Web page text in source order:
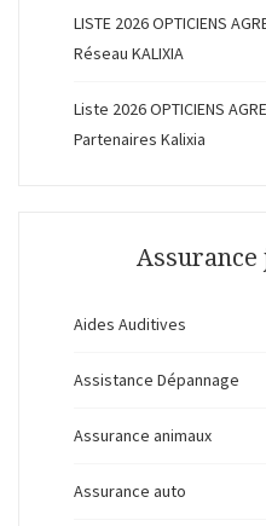
LISTE 2026 OPTICIENS
Réseau KALIXIA
Liste 2026 OPTICIENS
Partenaires Kalixia
Assurance
Aides Auditives
Assistance Dépannage
Assurance animaux
Assurance auto